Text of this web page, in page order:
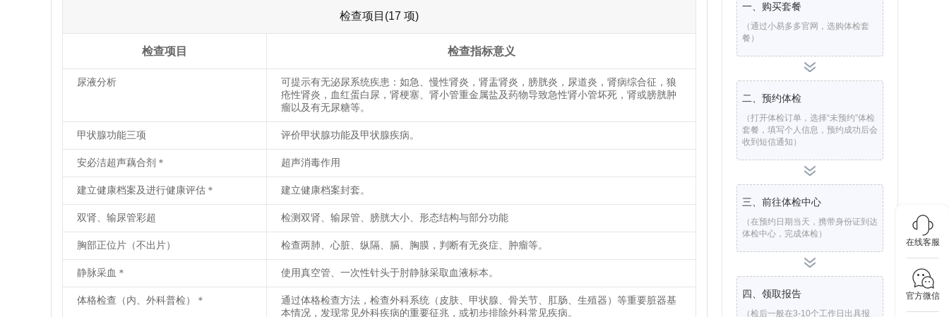
在线客服
官方微信
检查项目(17 项)
检查项目 检查指标意义
尿液分析
可提示有无泌尿系统疾患：如急、慢性肾炎，肾盂肾炎，膀胱炎，尿道炎，肾病综合征，狼
疮性肾炎，血红蛋白尿，肾梗塞、肾小管重金属盐及药物导致急性肾小管坏死，肾或膀胱肿
瘤以及有无尿糖等。
甲状腺功能三项 评价甲状腺功能及甲状腺疾病。
安必洁超声藕合剂＊ 超声消毒作用
建立健康档案及进行健康评估＊ 建立健康档案封套。
双肾、输尿管彩超 检测双肾、输尿管、膀胱大小、形态结构与部分功能
胸部正位片（不出片） 检查两肺、心脏、纵隔、膈、胸膜，判断有无炎症、肿瘤等。
静脉采血＊ 使用真空管、一次性针头于肘静脉采取血液标本。
体格检查（内、外科普检）＊
通过体格检查方法，检查外科系统（皮肤、甲状腺、骨关节、肛肠、生殖器）等重要脏器基
本情况，发现常见外科疾病的重要征兆，或初步排除外科常见疾病。
一、购买套餐
（通过小易多多官网，选购体检套
餐）
二、预约体检
（打开体检订单，选择“未预约”体检
套餐，填写个人信息，预约成功后会
收到短信通知）
三、前往体检中心
（在预约日期当天，携带身份证到达
体检中心，完成体检）
四、领取报告
（检后一般在3-10个工作日出具报